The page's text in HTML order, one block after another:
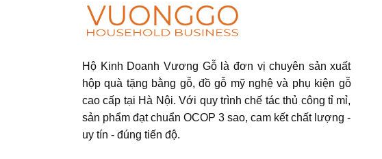
Hộ Kinh Doanh Vương Gỗ là đơn vị chuyên sản xuất
hộp quà tặng bằng gỗ, đồ gỗ mỹ nghệ và phụ kiện gỗ
cao cấp tại Hà Nội. Với quy trình chế tác thủ công tỉ mỉ,
sản phẩm đạt chuẩn OCOP 3 sao, cam kết chất lượng -
uy tín - đúng tiến độ.